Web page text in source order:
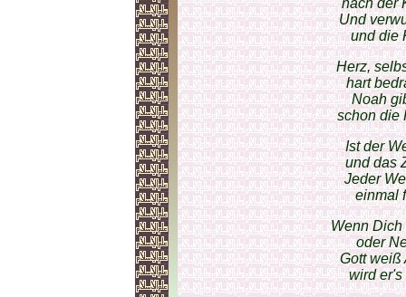
nach der
Und
und die
Herz,
hart
Noah
schon die
Ist der
und das
Jeder
einmal
Wenn Dich
oder
Gott weiß
wird er's